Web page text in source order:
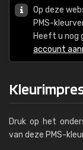
Op deze
PMS-
Heeft u nog
account
Druk op het
van deze PMS-